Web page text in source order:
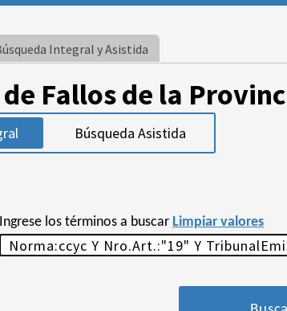
Integral y Asistida
Fallos de la
Búsqueda Asistida
Ingrese los términos a buscar Limpiar valores